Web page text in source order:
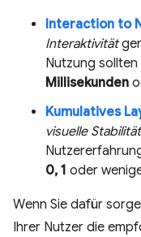
Interaction to
Interaktivität
Nutzung
Millisekunden
Kumulatives
visuelle Stabilität
0, 1 oder
Wenn Sie dafür
Ihrer Nutzer die